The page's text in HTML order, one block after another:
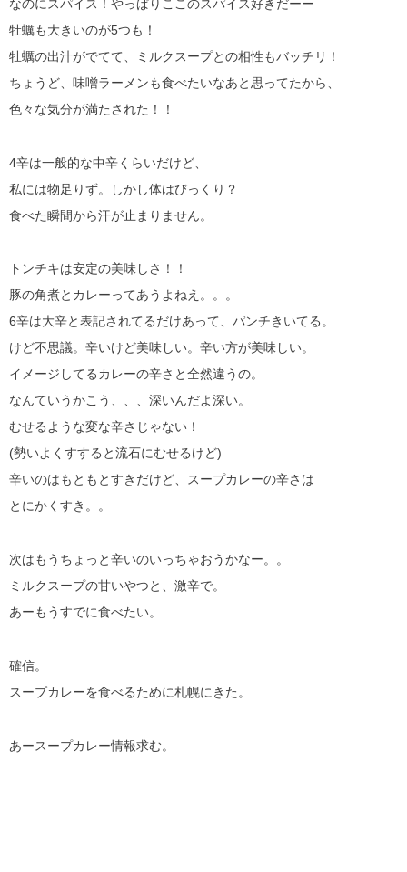
なのにスパイス！やっぱりここのスパイス好きだーー
牡蠣も大きいのが5つも！
牡蠣の出汁がでてて、ミルクスープとの相性もバッチリ！
ちょうど、味噌ラーメンも食べたいなあと思ってたから、
色々な気分が満たされた！！
4辛は一般的な中辛くらいだけど、
私には物足りず。しかし体はびっくり？
食べた瞬間から汗が止まりません。
トンチキは安定の美味しさ！！
豚の角煮とカレーってあうよねえ。。。
6辛は大辛と表記されてるだけあって、パンチきいてる。
けど不思議。辛いけど美味しい。辛い方が美味しい。
イメージしてるカレーの辛さと全然違うの。
なんていうかこう、、、深いんだよ深い。
むせるような変な辛さじゃない！
(勢いよくすすると流石にむせるけど)
辛いのはもともとすきだけど、スープカレーの辛さは
とにかくすき。。
次はもうちょっと辛いのいっちゃおうかなー。。
ミルクスープの甘いやつと、激辛で。
あーもうすでに食べたい。
確信。
スープカレーを食べるために札幌にきた。
あースープカレー情報求む。